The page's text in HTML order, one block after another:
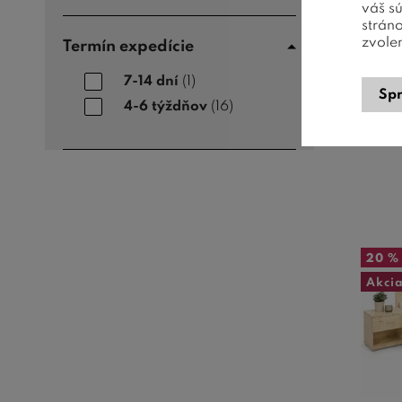
Termín expedície
7-14 dní (1)
4-6 týždňov (16)
20 %
Akcia
váš